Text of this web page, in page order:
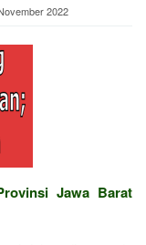
2022
Jawa Barat